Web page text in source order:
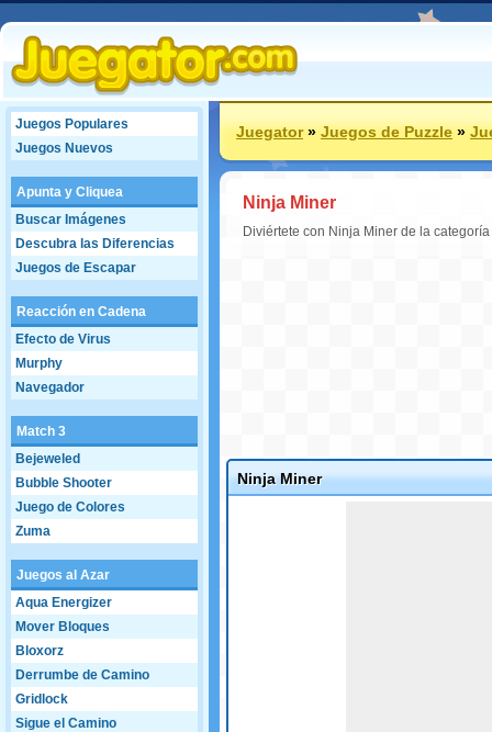
Juegos Populares
Juegos Nuevos
Apunta y Cliquea
Buscar Imágenes
Descubra las Diferencias
Juegos de Escapar
Reacción en Cadena
Efecto de Virus
Murphy
Navegador
Match 3
Bejeweled
Bubble Shooter
Juego de Colores
Zuma
Juegos al Azar
Aqua Energizer
Mover Bloques
Bloxorz
Derrumbe de Camino
Gridlock
Sigue el Camino
Juegator»Juegos de Puzzle»
Ninja Miner
Diviértete con Ninja Miner de la
Ninja Miner